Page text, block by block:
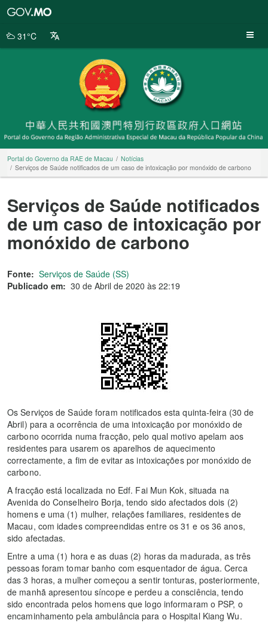
da
31°C
Portal do Governo da RAE de Macau
Notícias
Serviços de Saúde notificados de um caso de intoxicação por monóxido de carbono
Serviços de Saúde notificados
de um caso de intoxicação por
monóxido de carbono
Fonte: Serviços de Saúde (SS)
Publicado em: 30 de Abril de 2020 às 22:19
Os Serviços de Saúde foram notificados esta quinta-feira (30 de
Abril) para a ocorrência de uma intoxicação por monóxido de
carbono ocorrida numa fracção, pelo qual motivo apelam aos
residentes para usarem os aparelhos de aquecimento
correctamente, a fim de evitar as intoxicações por monóxido de
carbono.
A fracção está localizada no Edf. Fai Mun Kok, situada na
Avenida do Conselheiro Borja, tendo sido afectados dois (2)
homens e uma (1) mulher, relações familiares, residentes de
Macau, com idades compreendidas entre os 31 e os 36 anos,
sido afectadas.
Entre a uma (1) hora e as duas (2) horas da madurada, as três
pessoas foram tomar banho com esquentador de água. Cerca
das 3 horas, a mulher começou a sentir tonturas, posteriormente,
de manhã apresentou síncope e perdeu a consciência, tendo
sido encontrada pelos homens que logo informaram o PSP, o
encaminhamento pela ambulância para o Hospital Kiang Wu.